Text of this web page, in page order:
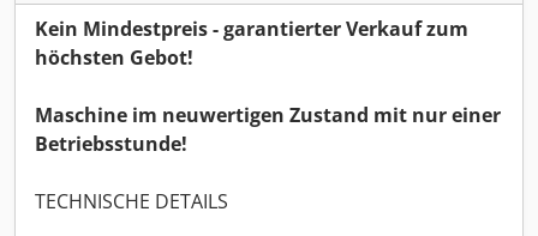
Kein Mindestpreis - garantierter Verkauf zum
höchsten Gebot!
Maschine im neuwertigen Zustand mit nur einer
Betriebsstunde!
TECHNISCHE DETAILS